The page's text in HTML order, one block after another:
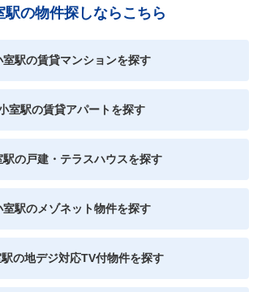
駅の物件探しならこちら
室駅の賃貸マンションを探す
室駅の賃貸アパートを探す
駅の戸建・テラスハウスを探す
室駅のメゾネット物件を探す
の地デジ対応TV付物件を探す